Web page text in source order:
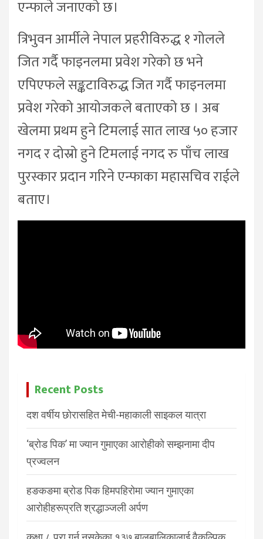
एन्फाले जनाएको छ।
त्रिभुवन आर्मीले नेपाल प्रहरीविरुद्ध १ गोलले
जित गर्दै फाइनलमा प्रवेश गरेको छ भने
एपिएफले सङ्कटाविरुद्ध जित गर्दै फाइनलमा
प्रवेश गरेको आयोजकले बताएको छ । अब
खेलमा प्रथम हुने टिमलाई सात लाख ५० हजार
नगद र दोस्रो हुने टिमलाई नगद रु पाँच लाख
पुरस्कार प्रदान गरिने एन्फाका महासचिव राईले
बताए।
Recent Posts
दश वर्षीय छोरासहित मेची-महाकाली साइकल यात्रा
‘ब्रोड पिक’ मा ज्यान गुमाएका आरोहीको सम्झनामा दीप
प्रज्वलन
हङकङमा ब्रोड पिक हिमपहिरोमा ज्यान गुमाएका
आरोहीहरूप्रति श्रद्धाञ्जली अर्पण